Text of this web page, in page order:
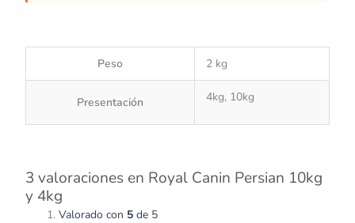
Peso 2 kg
Presentación 4kg, 10kg
3 valoraciones en Royal Canin Persian 10kg
y 4kg
Valorado con 5 de 5